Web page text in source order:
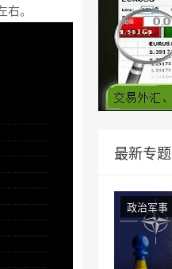
。
最新专题
政治军事